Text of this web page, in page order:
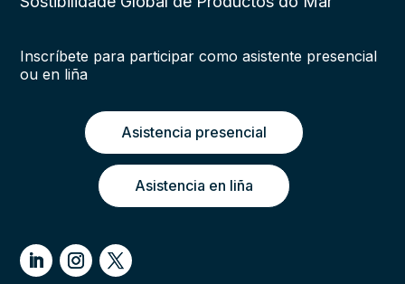
Inscríbete para participar como asistente presencial
ou en liña
Asistencia presencial
Asistencia en liña